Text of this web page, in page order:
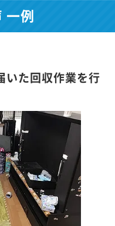
一例
いた回収作業を行